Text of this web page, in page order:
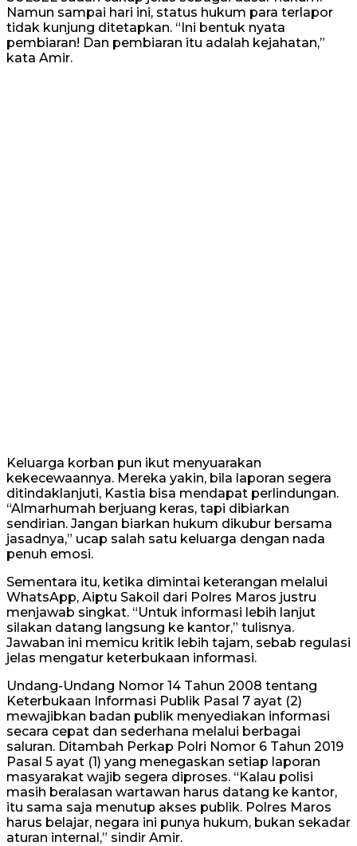
Namun sampai hari ini, status hukum para terlapor
tidak kunjung ditetapkan. “Ini bentuk nyata
pembiaran! Dan pembiaran itu adalah kejahatan,”
kata Amir.
Keluarga korban pun ikut menyuarakan
kekecewaannya. Mereka yakin, bila laporan segera
ditindaklanjuti, Kastia bisa mendapat perlindungan.
“Almarhumah berjuang keras, tapi dibiarkan
sendirian. Jangan biarkan hukum dikubur bersama
jasadnya,” ucap salah satu keluarga dengan nada
penuh emosi.
Sementara itu, ketika dimintai keterangan melalui
WhatsApp, Aiptu Sakoil dari Polres Maros justru
menjawab singkat. “Untuk informasi lebih lanjut
silakan datang langsung ke kantor,” tulisnya.
Jawaban ini memicu kritik lebih tajam, sebab regulasi
jelas mengatur keterbukaan informasi.
Undang-Undang Nomor 14 Tahun 2008 tentang
Keterbukaan Informasi Publik Pasal 7 ayat (2)
mewajibkan badan publik menyediakan informasi
secara cepat dan sederhana melalui berbagai
saluran. Ditambah Perkap Polri Nomor 6 Tahun 2019
Pasal 5 ayat (1) yang menegaskan setiap laporan
masyarakat wajib segera diproses. “Kalau polisi
masih beralasan wartawan harus datang ke kantor,
itu sama saja menutup akses publik. Polres Maros
harus belajar, negara ini punya hukum, bukan sekadar
aturan internal,” sindir Amir.